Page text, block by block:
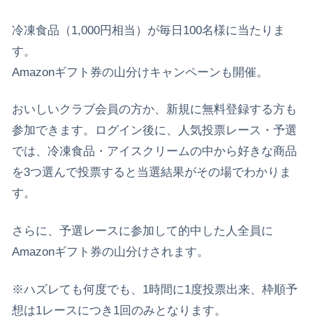
冷凍食品（1,000円相当）が毎日100名様に当たりま
す。
Amazonギフト券の山分けキャンペーンも開催。
おいしいクラブ会員の方か、新規に無料登録する方も
参加できます。ログイン後に、人気投票レース・予選
では、冷凍食品・アイスクリームの中から好きな商品
を3つ選んで投票すると当選結果がその場でわかりま
す。
さらに、予選レースに参加して的中した人全員に
Amazonギフト券の山分けされます。
※ハズレても何度でも、1時間に1度投票出来、枠順予
想は1レースにつき1回のみとなります。